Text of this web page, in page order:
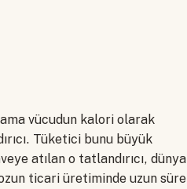
vücudun kalori olarak
Tüketici bunu büyük
atılan o tatlandırıcı, dünya
ticari üretiminde uzun süre